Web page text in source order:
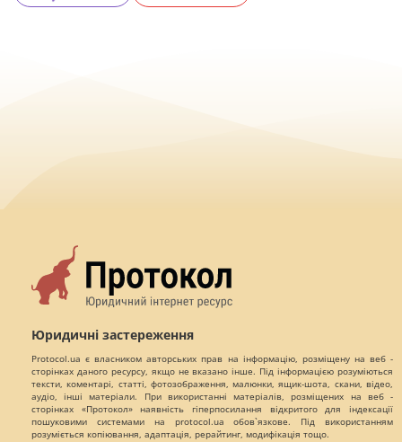
Юридичні застереження
Protocol.ua є власником авторських прав на інформацію, розміщену на веб -
сторінках даного ресурсу, якщо не вказано інше. Під інформацією розуміються
тексти, коментарі, статті, фотозображення, малюнки, ящик-шота, скани, відео,
аудіо, інші матеріали. При використанні матеріалів, розміщених на веб -
сторінках «Протокол» наявність гіперпосилання відкритого для індексації
пошуковими системами на protocol.ua обов`язкове. Під використанням
розуміється копіювання, адаптація, рерайтинг, модифікація тощо.